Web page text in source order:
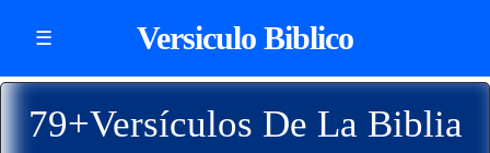
☰ Versiculo Biblico
79+Versículos De La Biblia